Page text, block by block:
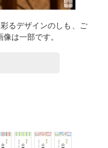
るデザインのしも、ご
は一部です。